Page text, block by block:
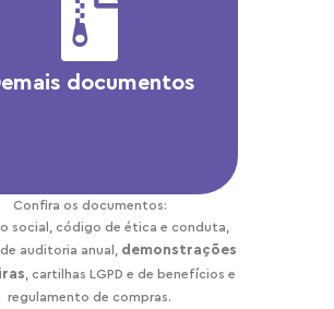
documentos
Confira os documentos:
social, código de ética e conduta,
auditoria anual, demonstrações
, cartilhas LGPD e de benefícios e
regulamento de compras.